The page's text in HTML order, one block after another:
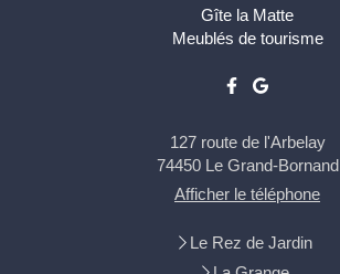
Gîte la Matte
Meublés de tourisme
127 route de l'Arbelay
74450 Le Grand-Bornand
Afficher le téléphone
Le Rez de Jardin